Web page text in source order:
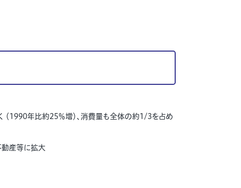
（1990年比約25％増）、消費量も全体の約1/3を占め
動産等に拡大